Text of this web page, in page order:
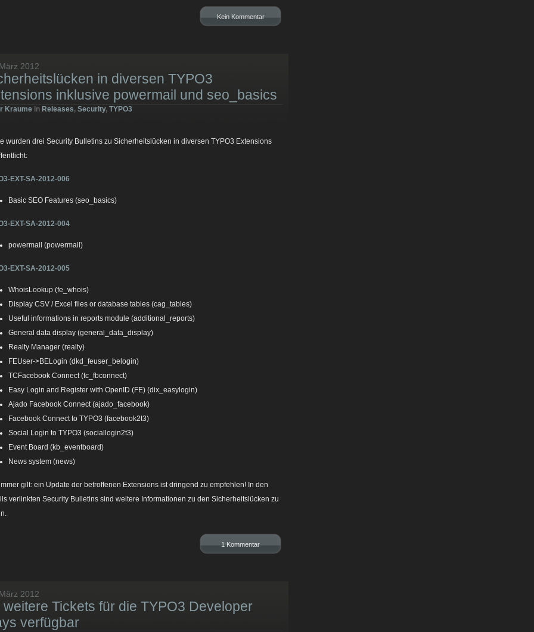
Kein Kommentar
2012
in diversen TYPO3
inklusive powermail und seo_basics
Kraume in Releases, Security, TYPO3
wurden drei Security Bulletins zu Sicherheitslücken in diversen TYPO3 Extensions
EXT-SA-2012-006
Basic SEO Features (seo_basics)
EXT-SA-2012-004
powermail (powermail)
EXT-SA-2012-005
WhoisLookup (fe_whois)
Display CSV / Excel files or database tables (cag_tables)
Useful informations in reports module (additional_reports)
General data display (general_data_display)
Realty Manager (realty)
FEUser->BELogin (dkd_feuser_belogin)
TCFacebook Connect (tc_fbconnect)
Easy Login and Register with OpenID (FE) (dix_easylogin)
Ajado Facebook Connect (ajado_facebook)
Facebook Connect to TYPO3 (facebook2t3)
Social Login to TYPO3 (sociallogin2t3)
Event Board (kb_eventboard)
News system (news)
gilt: ein Update der betroffenen Extensions ist dringend zu empfehlen! In den
verlinkten Security Bulletins sind weitere Informationen zu den Sicherheitslücken zu
1 Kommentar
2012
weitere Tickets für die TYPO3 Developer
verfügbar